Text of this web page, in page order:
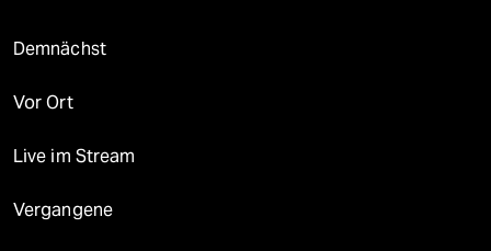
Demnächst
Vor Ort
Live im Stream
Vergangene